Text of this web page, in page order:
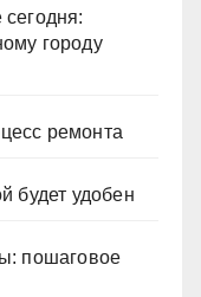
городу
ремонта
будет удобен
пошаговое